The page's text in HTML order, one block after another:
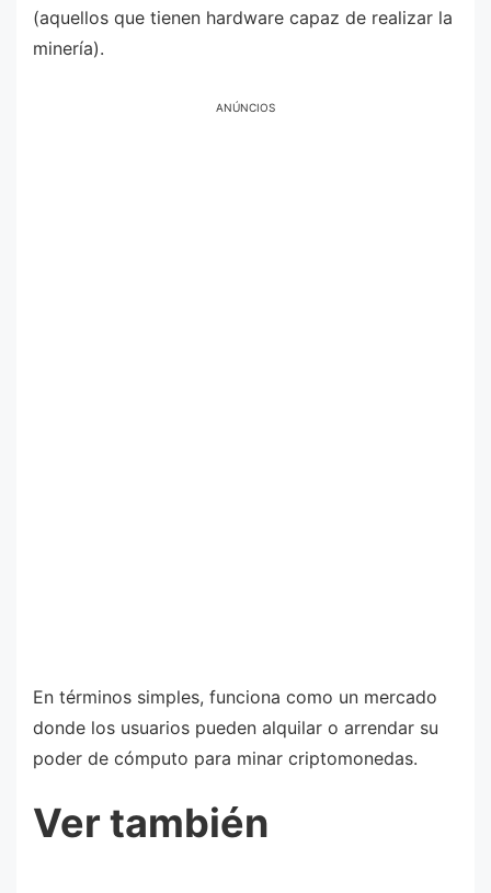
(aquellos que tienen hardware capaz de realizar la
minería).
ANÚNCIOS
En términos simples, funciona como un mercado
donde los usuarios pueden alquilar o arrendar su
poder de cómputo para minar criptomonedas.
Ver también